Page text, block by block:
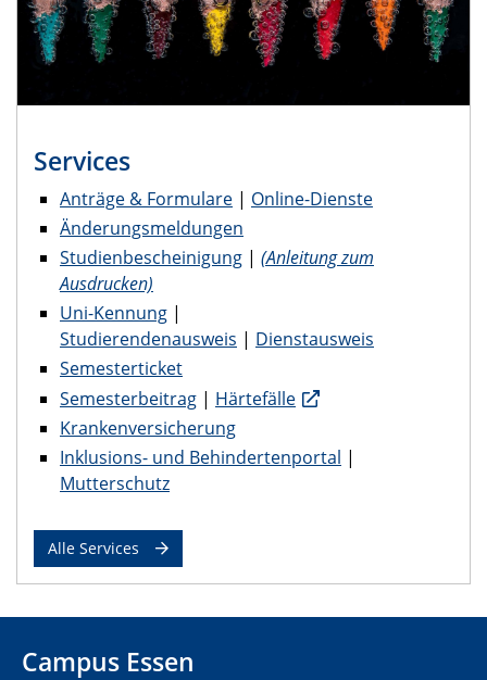
Services
Anträge & Formulare | Online-Dienste
Änderungsmeldungen
Studienbescheinigung | (Anleitung zum
Ausdrucken)
Uni-Kennung |
Studierendenausweis | Dienstausweis
Semesterticket
Semesterbeitrag | Härtefälle
Krankenversicherung
Inklusions- und Behindertenportal |
Mutterschutz
Alle Services
Campus Essen